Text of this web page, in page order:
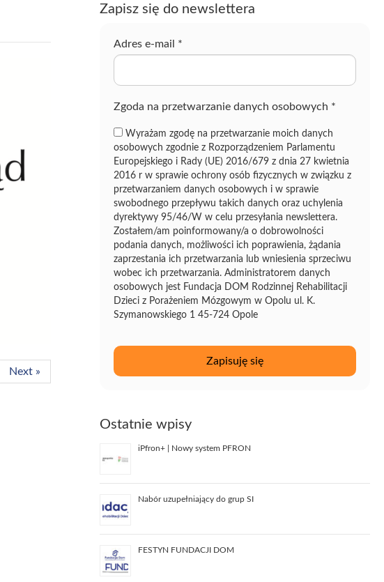
Next »
z
Zapisz się do newslettera
Adres e-mail *
Zgoda na przetwarzanie danych osobowych *
Wyrażam zgodę na przetwarzanie moich danych
osobowych zgodnie z Rozporządzeniem Parlamentu
Europejskiego i Rady (UE) 2016/679 z dnia 27 kwietnia
2016 r w sprawie ochrony osób fizycznych w związku z
przetwarzaniem danych osobowych i w sprawie
swobodnego przepływu takich danych oraz uchylenia
dyrektywy 95/46/W w celu przesyłania newslettera.
Zostałem/am poinformowany/a o dobrowolności
podania danych, możliwości ich poprawienia, żądania
zaprzestania ich przetwarzania lub wniesienia sprzeciwu
wobec ich przetwarzania. Administratorem danych
osobowych jest Fundacja DOM Rodzinnej Rehabilitacji
Dzieci z Porażeniem Mózgowym w Opolu ul. K.
Szymanowskiego 1 45-724 Opole
Ostatnie wpisy
iPfron+ | Nowy system PFRON
Nabór uzupełniający do grup SI
FESTYN FUNDACJI DOM